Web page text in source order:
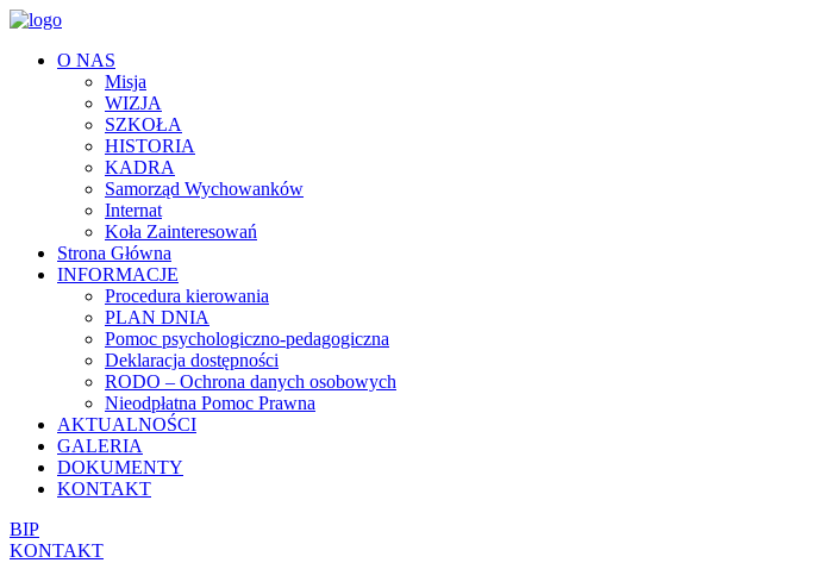
O NAS
Misja
WIZJA
SZKOŁA
HISTORIA
KADRA
Samorząd Wychowanków
Internat
Koła Zainteresowań
Strona Główna
INFORMACJE
Procedura kierowania
PLAN DNIA
Pomoc psychologiczno-pedagogiczna
Deklaracja dostępności
RODO – Ochrona danych osobowych
Nieodpłatna Pomoc Prawna
AKTUALNOŚCI
GALERIA
DOKUMENTY
KONTAKT
BIP
KONTAKT